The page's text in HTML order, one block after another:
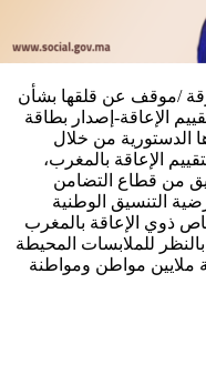
/موقف عن قلقها بشأن
الإعاقة-إصدار بطاقة
الدستورية من خلال
الإعاقة بالمغرب،
من قطاع التضامن
التنسيق الوطنية
ذوي الإعاقة بالمغرب
للملابسات المحيطة
ملايين مواطن ومواطنة